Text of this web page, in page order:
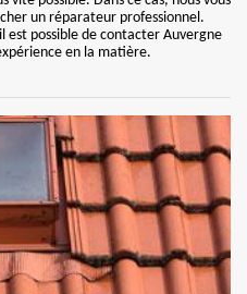
un réparateur professionnel.
est possible de contacter Auvergne
en la matière.